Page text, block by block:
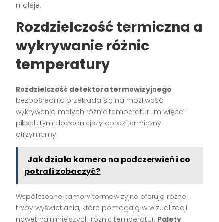
maleje.
Rozdzielczość termiczna a
wykrywanie różnic
temperatury
Rozdzielczość detektora termowizyjnego
bezpośrednio przekłada się na możliwość
wykrywania małych różnic temperatur. Im więcej
pikseli, tym dokładniejszy obraz termiczny
otrzymamy.
Jak działa kamera na podczerwień i co
potrafi zobaczyć?
Współczesne kamery termowizyjne oferują różne
tryby wyświetlania, które pomagają w wizualizacji
nawet najmniejszych różnic temperatur. Palety